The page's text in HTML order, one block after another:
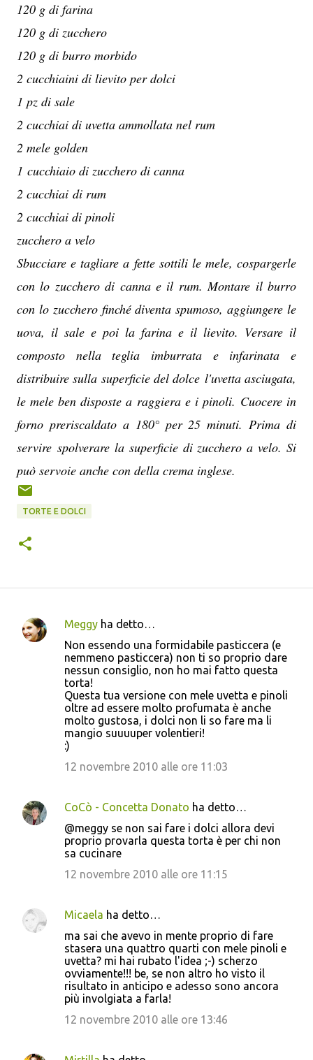
120 g di farina
120 g di zucchero
120 g di burro morbido
2 cucchiaini di lievito per dolci
1 pz di sale
2 cucchiai di uvetta ammollata nel rum
2 mele golden
1 cucchiaio di zucchero di canna
2 cucchiai di rum
2 cucchiai di pinoli
zucchero a velo
Sbucciare e tagliare a fette sottili le mele, cospargerle
con lo zucchero di canna e il rum. Montare il burro
con lo zucchero finché diventa spumoso, aggiungere le
uova, il sale e poi la farina e il lievito. Versare il
composto nella teglia imburrata e infarinata e
distribuire sulla superficie del dolce l'uvetta asciugata,
le mele ben disposte a raggiera e i pinoli. Cuocere in
forno preriscaldato a 180° per 25 minuti. Prima di
servire spolverare la superficie di zucchero a velo. Si
può servoie anche con della crema inglese.
TORTE E DOLCI
C
Meggy ha detto…
Non essendo una formidabile pasticcera (e
nemmeno pasticcera) non ti so proprio dare
nessun consiglio, non ho mai fatto questa
torta!
Questa tua versione con mele uvetta e pinoli
oltre ad essere molto profumata è anche
molto gustosa, i dolci non li so fare ma li
mangio suuuuper volentieri!
:)
12 novembre 2010 alle ore 11:03
CoCò - Concetta Donato ha detto…
@meggy se non sai fare i dolci allora devi
proprio provarla questa torta è per chi non
sa cucinare
12 novembre 2010 alle ore 11:15
Micaela ha detto…
ma sai che avevo in mente proprio di fare
stasera una quattro quarti con mele pinoli e
uvetta? mi hai rubato l'idea ;-) scherzo
ovviamente!!! be, se non altro ho visto il
risultato in anticipo e adesso sono ancora
più involgiata a farla!
12 novembre 2010 alle ore 13:46